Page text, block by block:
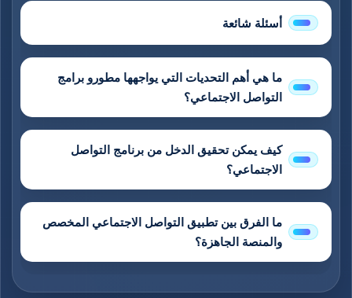
أسئلة شائعة
ما هي أهم التحديات التي يواجهها مطورو برامج
التواصل الاجتماعي؟
كيف يمكن تحقيق الدخل من برنامج التواصل
الاجتماعي؟
ما الفرق بين تطبيق التواصل الاجتماعي المخصص
والمنصة الجاهزة؟